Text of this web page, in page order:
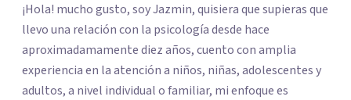
¡Hola! mucho gusto, soy Jazmin, quisiera que supieras que
llevo una relación con la psicología desde hace
aproximadamamente diez años, cuento con amplia
experiencia en la atención a niños, niñas, adolescentes y
adultos, a nivel individual o familiar, mi enfoque es